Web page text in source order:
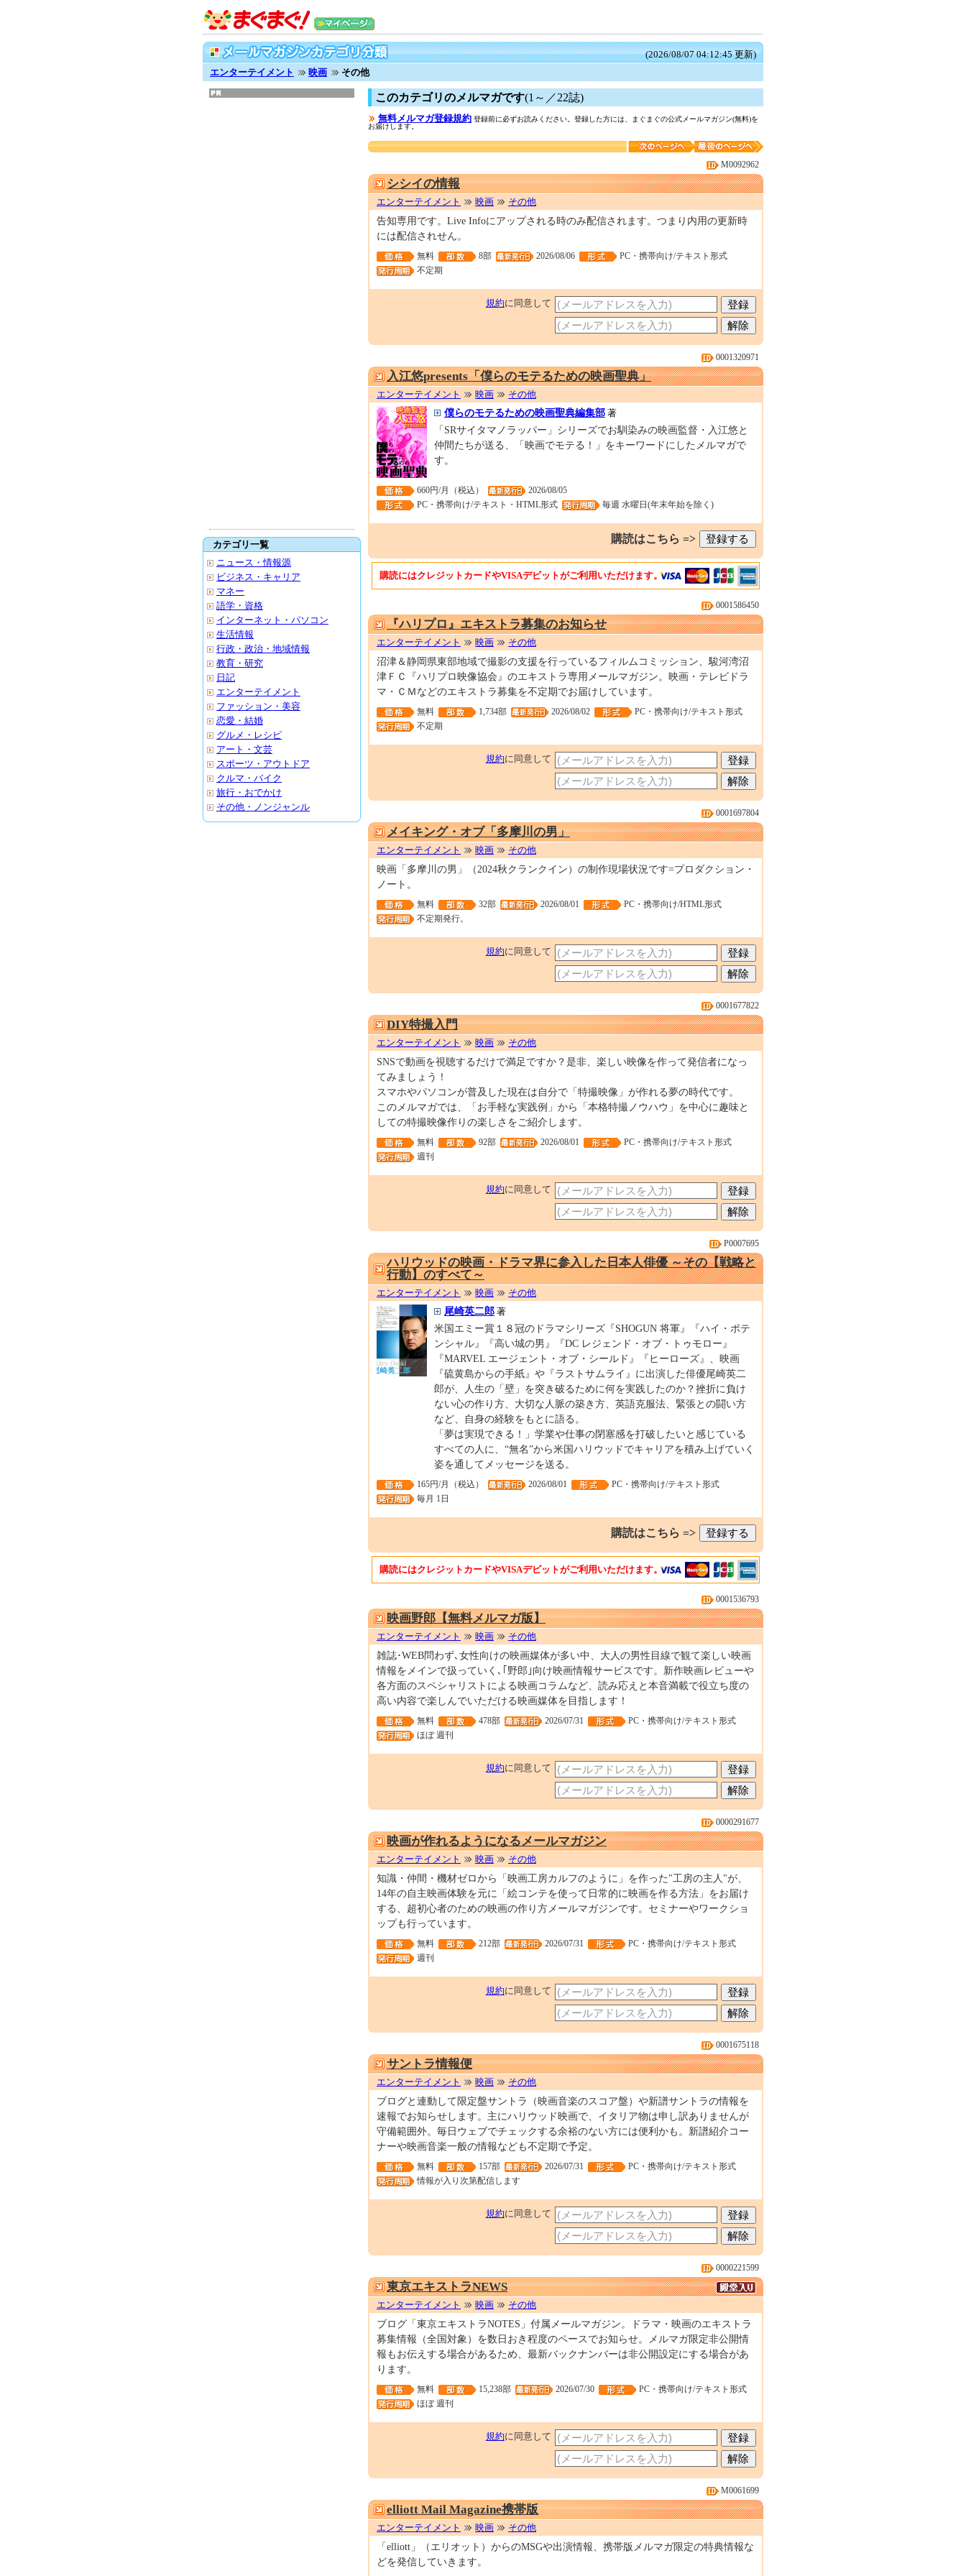
(2026/08/07 04:12:45 更新)
エンターテイメント
映画 その他
このカテゴリのメルマガです(1～／22誌)
無料メルマガ登録規約 登録前に必ずお読みください。登録した方には、まぐまぐの公式メールマガジン(無料)を
お届けします。
シシイの情報
エンターテイメント 映画 その他
告知専用です。Live Infoにアップされる時のみ配信されます。つまり内用の更新時
には配信されせん。
M0092962
無料 8部 2026/08/06
PC・携帯向け/テキスト形式
不定期
規約に同意して
入江悠presents「僕らのモテるための映画聖典」
エンターテイメント 映画 その他
僕らのモテるための映画聖典編集部 著
「SRサイタマノラッパー」シリーズでお馴染みの映画監督・入江悠と
仲間たちが送る、「映画でモテる！」をキーワードにしたメルマガで
す。
0001320971
660円/月（税込）
2026/08/05
PC・携帯向け/テキスト・HTML形式
毎週 水曜日(年末年始を除く)
購読はこちら =>
購読にはクレジットカードやVISAデビットがご利用いただけます。
『ハリプロ』エキストラ募集のお知らせ
エンターテイメント 映画 その他
沼津＆静岡県東部地域で撮影の支援を行っているフィルムコミッション、駿河湾沼
津ＦＣ『ハリプロ映像協会』のエキストラ専用メールマガジン。映画・テレビドラ
マ・ＣＭなどのエキストラ募集を不定期でお届けしています。
0001586450
無料 1,734部 2026/08/02
PC・携帯向け/テキスト形式
不定期
規約に同意して
メイキング・オブ「多摩川の男」
エンターテイメント 映画 その他
映画「多摩川の男」（2024秋クランクイン）の制作現場状況です=プロダクション・
ノート。
0001697804
無料 32部 2026/08/01
PC・携帯向け/HTML形式
不定期発行。
規約に同意して
DIY特撮入門
エンターテイメント 映画 その他
SNSで動画を視聴するだけで満足ですか？是非、楽しい映像を作って発信者になっ
てみましょう！
スマホやパソコンが普及した現在は自分で「特撮映像」が作れる夢の時代です。
このメルマガでは、「お手軽な実践例」から「本格特撮ノウハウ」を中心に趣味と
しての特撮映像作りの楽しさをご紹介します。
0001677822
無料 92部 2026/08/01
PC・携帯向け/テキスト形式
週刊
規約に同意して
ハリウッドの映画・ドラマ界に参入した日本人俳優 ～その【戦略と
行動】のすべて～
エンターテイメント 映画 その他
尾崎英二郎 著
米国エミー賞１８冠のドラマシリーズ『SHOGUN 将軍』『ハイ・ポテ
ンシャル』『高い城の男』『DC レジェンド・オブ・トゥモロー』
『MARVEL エージェント・オブ・シールド』『ヒーローズ』、映画
『硫黄島からの手紙』や『ラストサムライ』に出演した俳優尾崎英二
郎が、人生の「壁」を突き破るために何を実践したのか？挫折に負け
ない心の作り方、大切な人脈の築き方、英語克服法、緊張との闘い方
など、自身の経験をもとに語る。
「夢は実現できる！」学業や仕事の閉塞感を打破したいと感じている
すべての人に、“無名”から米国ハリウッドでキャリアを積み上げていく
姿を通してメッセージを送る。
P0007695
165円/月（税込） 2026/08/01
PC・携帯向け/テキスト形式
毎月 1日
購読はこちら =>
購読にはクレジットカードやVISAデビットがご利用いただけます。
映画野郎【無料メルマガ版】
エンターテイメント 映画 その他
雑誌･WEB問わず､女性向けの映画媒体が多い中、大人の男性目線で観て楽しい映画
情報をメインで扱っていく､｢野郎｣向け映画情報サービスです。新作映画レビューや
各方面のスペシャリストによる映画コラムなど、読み応えと本音満載で役立ち度の
高い内容で楽しんでいただける映画媒体を目指します！
0001536793
無料 478部 2026/07/31
PC・携帯向け/テキスト形式
ほぼ 週刊
規約に同意して
映画が作れるようになるメールマガジン
エンターテイメント 映画 その他
知識・仲間・機材ゼロから「映画工房カルフのように」を作った"工房の主人"が、
14年の自主映画体験を元に「絵コンテを使って日常的に映画を作る方法」をお届け
する、超初心者のための映画の作り方メールマガジンです。セミナーやワークショ
ップも行っています。
0000291677
無料 212部 2026/07/31
PC・携帯向け/テキスト形式
週刊
規約に同意して
サントラ情報便
エンターテイメント 映画 その他
ブログと連動して限定盤サントラ（映画音楽のスコア盤）や新譜サントラの情報を
速報でお知らせします。主にハリウッド映画で、イタリア物は申し訳ありませんが
守備範囲外。毎日ウェブでチェックする余裕のない方には便利かも。新譜紹介コー
ナーや映画音楽一般の情報なども不定期で予定。
0001675118
無料 157部 2026/07/31
PC・携帯向け/テキスト形式
情報が入り次第配信します
規約に同意して
東京エキストラNEWS
エンターテイメント 映画 その他
ブログ「東京エキストラNOTES」付属メールマガジン。ドラマ・映画のエキストラ
募集情報（全国対象）を数日おき程度のペースでお知らせ。メルマガ限定非公開情
報もお伝えする場合があるため、最新バックナンバーは非公開設定にする場合があ
ります。
0000221599
無料 15,238部 2026/07/30
PC・携帯向け/テキスト形式
ほぼ 週刊
規約に同意して
elliott Mail Magazine携帯版
エンターテイメント 映画 その他
「elliott」（エリオット）からのMSGや出演情報、携帯版メルマガ限定の特典情報な
どを発信していきます。
M0061699
カテゴリ一覧
ニュース・情報源
ビジネス・キャリア
マネー
語学・資格
インターネット・パソコン
生活情報
行政・政治・地域情報
教育・研究
日記
エンターテイメント
ファッション・美容
恋愛・結婚
グルメ・レシピ
アート・文芸
スポーツ・アウトドア
クルマ・バイク
旅行・おでかけ
その他・ノンジャンル